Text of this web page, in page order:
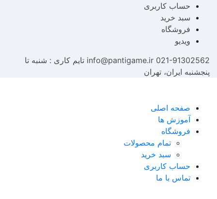
حساب کاربری
سبد خرید
فروشگاه
ویدیو
021-91302562
info@pantigame.ir تایم کاری : شنبه تا
پنجشنبه ایران، تهران
صفحه اصلی
آموزش ها
فروشگاه
تمام محصولات
سبد خرید
حساب کاربری
تماس با ما